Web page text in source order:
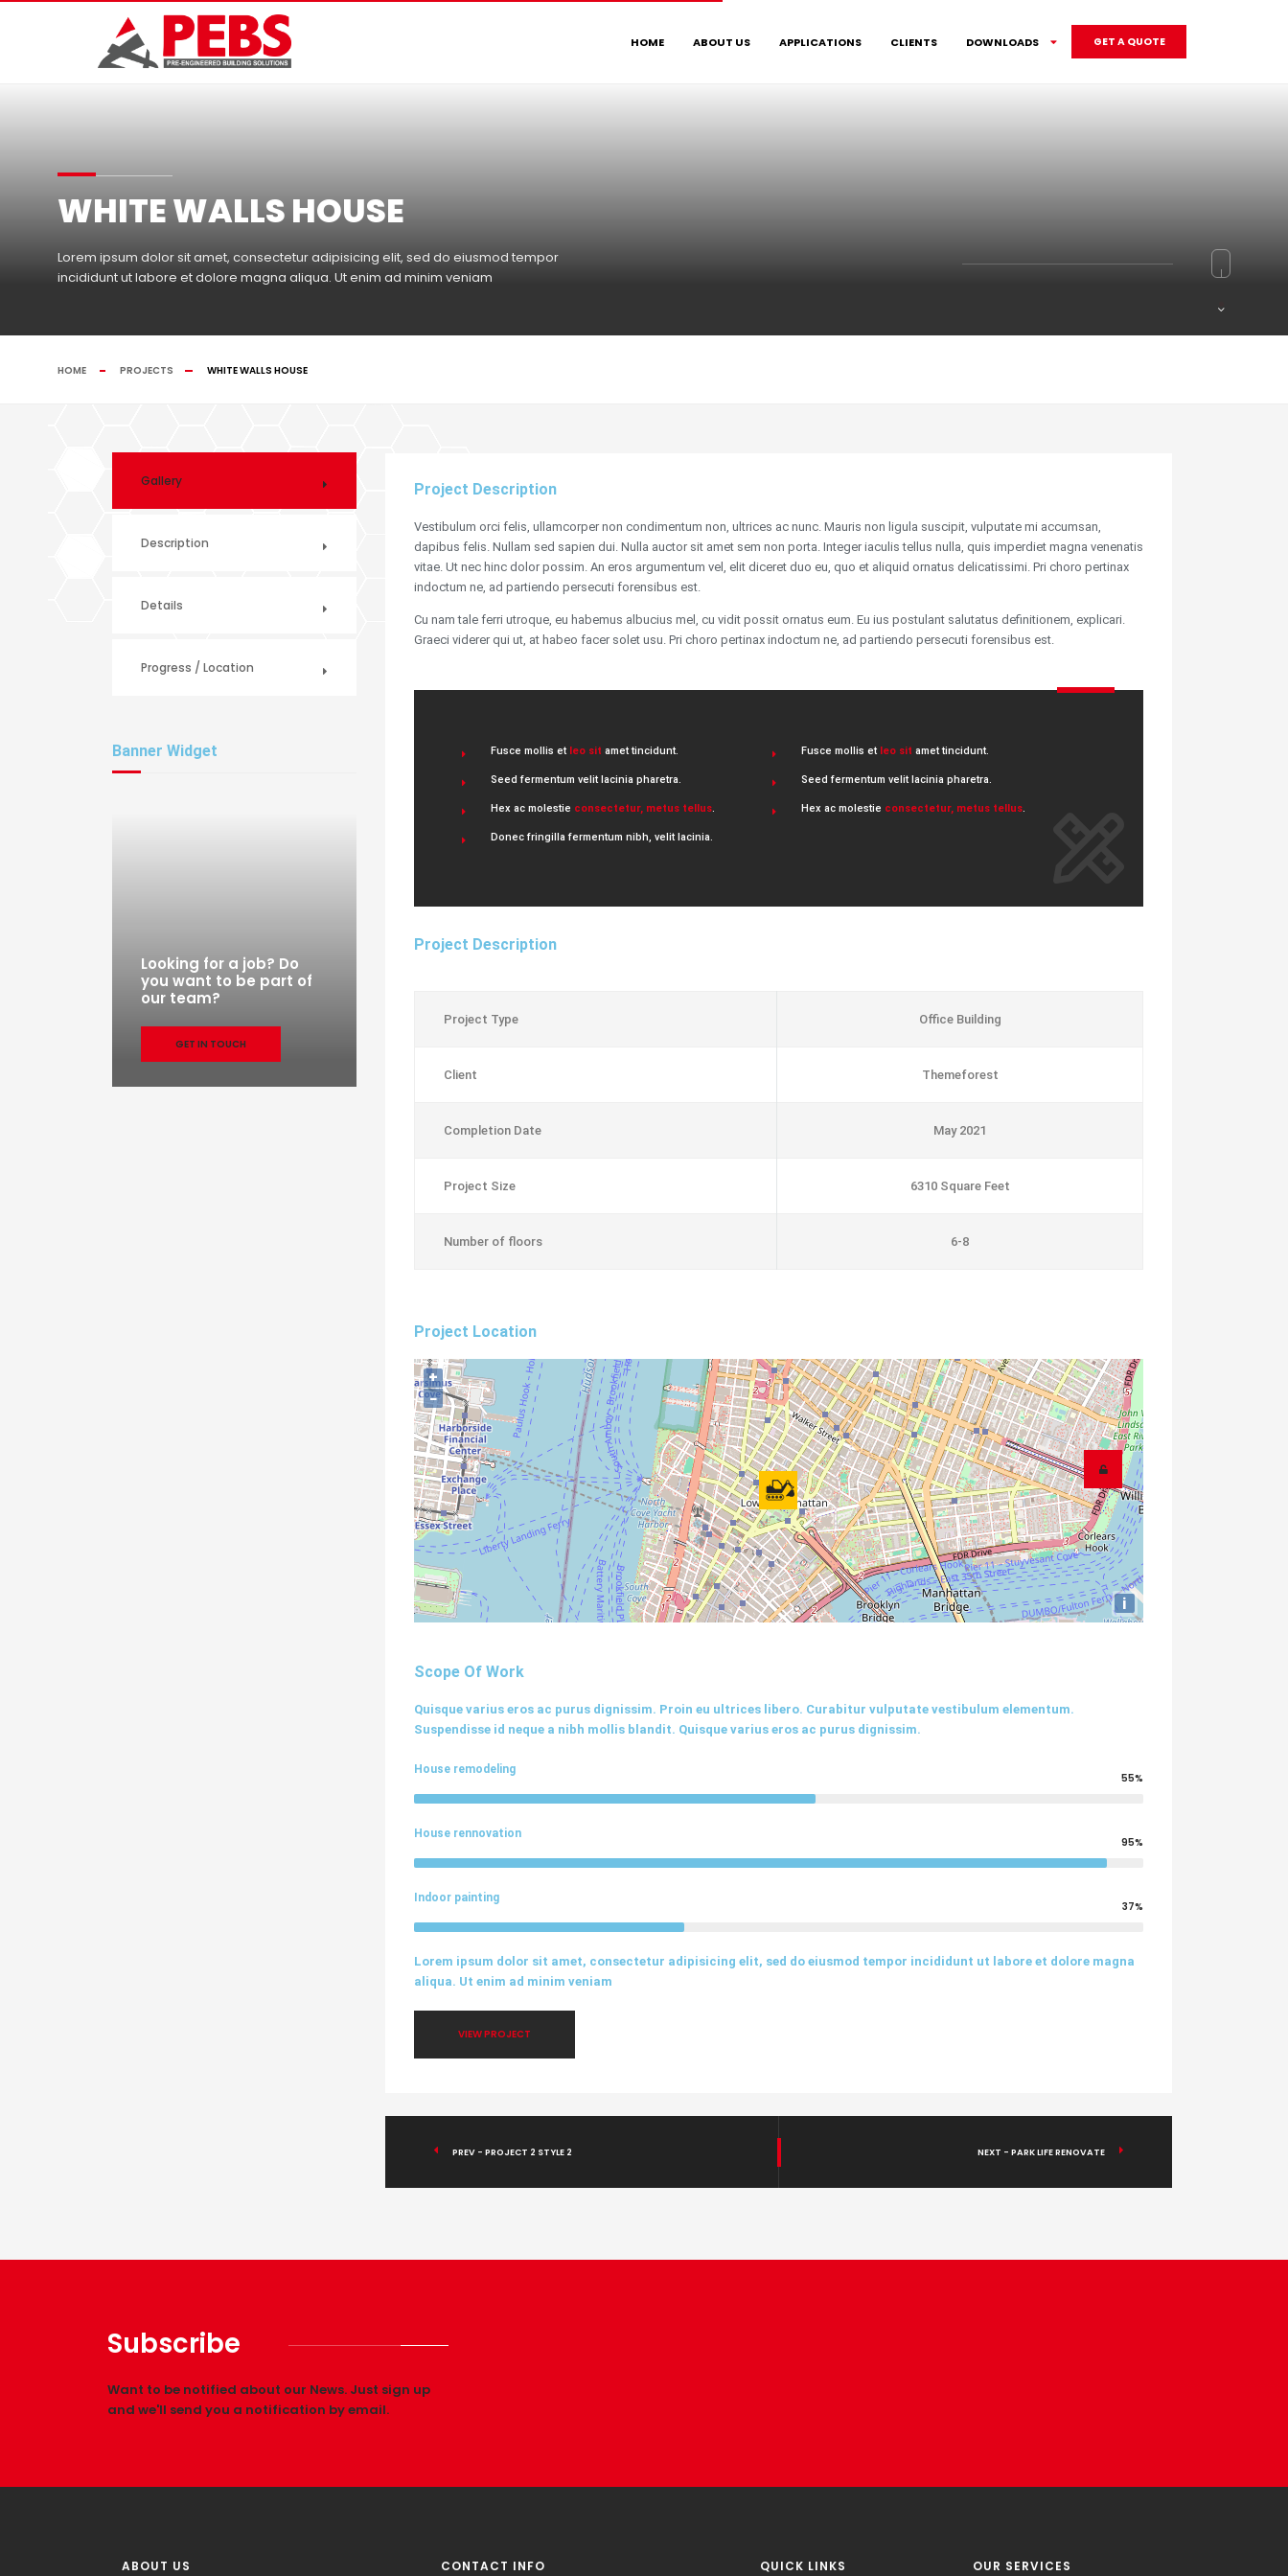
HOME ABOUT US APPLICATIONS CLIENTS DOWNLOADS GET A QUOTE
WHITE WALLS HOUSE
Lorem ipsum dolor sit amet, consectetur adipisicing elit, sed do eiusmod tempor
incididunt ut labore et dolore magna aliqua. Ut enim ad minim veniam
HOME PROJECTS WHITE WALLS HOUSE
Gallery
Description
Details
Progress / Location
Banner Widget
Looking for a job? Do
you want to be part of
our team?
GET IN TOUCH
Project Description
Vestibulum orci felis, ullamcorper non condimentum non, ultrices ac nunc. Mauris non ligula suscipit, vulputate mi accumsan,
dapibus felis. Nullam sed sapien dui. Nulla auctor sit amet sem non porta. Integer iaculis tellus nulla, quis imperdiet magna venenatis
vitae. Ut nec hinc dolor possim. An eros argumentum vel, elit diceret duo eu, quo et aliquid ornatus delicatissimi. Pri choro pertinax
indoctum ne, ad partiendo persecuti forensibus est.
Cu nam tale ferri utroque, eu habemus albucius mel, cu vidit possit ornatus eum. Eu ius postulant salutatus definitionem, explicari.
Graeci viderer qui ut, at habeo facer solet usu. Pri choro pertinax indoctum ne, ad partiendo persecuti forensibus est.
Fusce mollis et leo sit amet tincidunt.
Seed fermentum velit lacinia pharetra.
Hex ac molestie consectetur, metus tellus.
Donec fringilla fermentum nibh, velit lacinia.
Fusce mollis et leo sit amet tincidunt.
Seed fermentum velit lacinia pharetra.
Hex ac molestie consectetur, metus tellus.
Project Description
Project Type Office Building
Client Themeforest
Completion Date May 2021
Project Size 6310 Square Feet
Number of floors 6-8
Project Location
+
−
i
Scope Of Work
Quisque varius eros ac purus dignissim. Proin eu ultrices libero. Curabitur vulputate vestibulum elementum.
Suspendisse id neque a nibh mollis blandit. Quisque varius eros ac purus dignissim.
House remodeling
55%
House rennovation
95%
Indoor painting
37%
Lorem ipsum dolor sit amet, consectetur adipisicing elit, sed do eiusmod tempor incididunt ut labore et dolore magna
aliqua. Ut enim ad minim veniam
VIEW PROJECT
PREV - PROJECT 2 STYLE 2 NEXT - PARK LIFE RENOVATE
Subscribe
Want to be notified about our News. Just sign up
and we'll send you a notification by email.
ABOUT US CONTACT INFO QUICK LINKS OUR SERVICES